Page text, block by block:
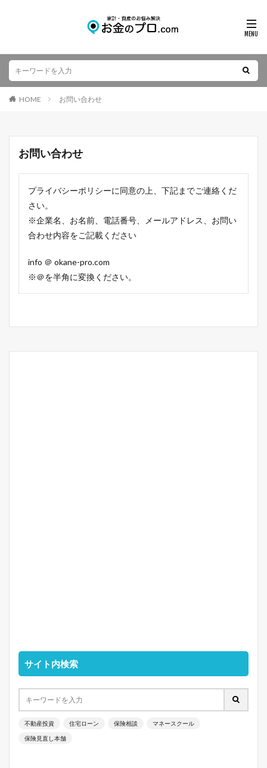
HOME お問い合わせ
お問い合わせ
プライバシーポリシーに同意の上、下記までご連絡くだ
さい。
※企業名、お名前、電話番号、メールアドレス、お問い
合わせ内容をご記載ください
info ＠ okane-pro.com
※＠を半角に変換ください。
サイト内検索
不動産投資 住宅ローン 保険相談 マネースクール
保険見直し本舗